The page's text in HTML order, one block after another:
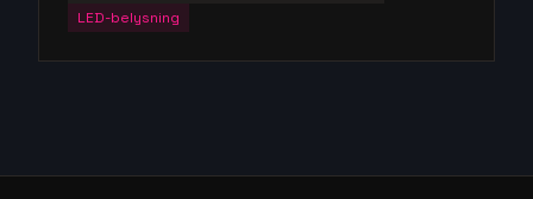
LED-belysning